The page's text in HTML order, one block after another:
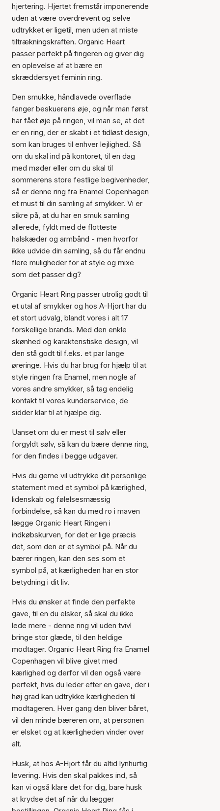
Varen er tilføjet til kurven
hjertering. Hjertet fremstår imponerende
uden at være overdrevent og selve
udtrykket er ligetil, men uden at miste
tiltrækningskraften. Organic Heart
passer perfekt på fingeren og giver dig
en oplevelse af at bære en
skræddersyet feminin ring.
Den smukke, håndlavede overflade
fanger beskuerens øje, og når man først
har fået øje på ringen, vil man se, at det
er en ring, der er skabt i et tidløst design,
som kan bruges til enhver lejlighed. Så
om du skal ind på kontoret, til en dag
med møder eller om du skal til
sommerens store festlige begivenheder,
så er denne ring fra Enamel Copenhagen
et must til din samling af smykker. Vi er
sikre på, at du har en smuk samling
allerede, fyldt med de flotteste
halskæder og armbånd - men hvorfor
ikke udvide din samling, så du får endnu
flere muligheder for at style og mixe
som det passer dig?
Organic Heart Ring passer utrolig godt til
et utal af smykker og hos A-Hjort har du
et stort udvalg, blandt vores i alt 17
forskellige brands. Med den enkle
skønhed og karakteristiske design, vil
den stå godt til f.eks. et par lange
øreringe. Hvis du har brug for hjælp til at
style ringen fra Enamel, men nogle af
vores andre smykker, så tag endelig
kontakt til vores kunderservice, de
sidder klar til at hjælpe dig.
Uanset om du er mest til sølv eller
forgyldt sølv, så kan du bære denne ring,
for den findes i begge udgaver.
Hvis du gerne vil udtrykke dit personlige
statement med et symbol på kærlighed,
lidenskab og følelsesmæssig
forbindelse, så kan du med ro i maven
lægge Organic Heart Ringen i
indkøbskurven, for det er lige præcis
det, som den er et symbol på. Når du
bærer ringen, kan den ses som et
symbol på, at kærligheden har en stor
betydning i dit liv.
Hvis du ønsker at finde den perfekte
gave, til en du elsker, så skal du ikke
lede mere - denne ring vil uden tvivl
bringe stor glæde, til den heldige
modtager. Organic Heart Ring fra Enamel
Copenhagen vil blive givet med
kærlighed og derfor vil den også være
perfekt, hvis du leder efter en gave, der i
høj grad kan udtrykke kærligheden til
modtageren. Hver gang den bliver båret,
vil den minde bæreren om, at personen
er elsket og at kærligheden vinder over
alt.
Husk, at hos A-Hjort får du altid lynhurtig
levering. Hvis den skal pakkes ind, så
kan vi også klare det for dig, bare husk
at krydse det af når du lægger